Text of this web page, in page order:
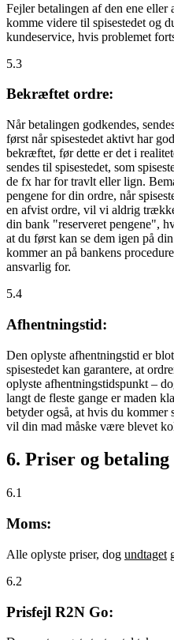
Fejler betalingen af den ene
komme videre til spisestedet og
kundeservice, hvis problemet
5.3
Bekræftet ordre:
Når betalingen godkendes,
først når spisestedet aktivt har
bekræftet, før dette er det i
sendes til spisestedet, som
de fx har for travlt eller lign.
pengene for din ordre, når
en afvist ordre, vil vi aldrig
din bank "reserveret pengene",
at du først kan se dem igen på
kommer an på bankens
ansvarlig for.
5.4
Afhentningstid:
Den oplyste afhentningstid er
spisestedet kan garantere, at
oplyste afhentningstidspunkt –
langt de fleste gange er maden
betyder også, at hvis du kommer
vil din mad måske være blevet
6. Priser og betaling
6.1
Moms:
Alle oplyste priser, dog undtaget
6.2
Prisfejl R2N Go: